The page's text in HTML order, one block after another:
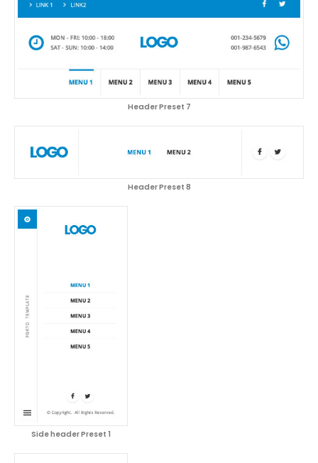
Header Preset 7
Header Preset 8
Side header Preset 1